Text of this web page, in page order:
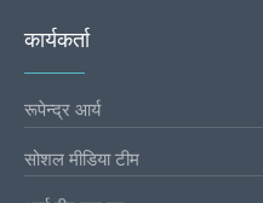
कार्यकर्ता
रूपेन्द्र आर्य
सोशल मीडिया टीम